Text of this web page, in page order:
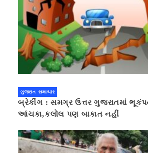
ગુજરાત સમાચાર
બ્રેકીંગ : સમગ્ર ઉત્તર ગુજરાતમાં
આંચકા,કલોલ પણ બાકાત નહીં